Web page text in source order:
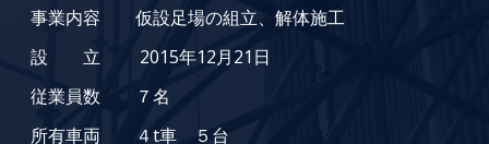
事業内容 仮設足場の組立、解体施工
設 立 2015年12月21日
従業員数 ７名
所有車両 ４t車 ５台